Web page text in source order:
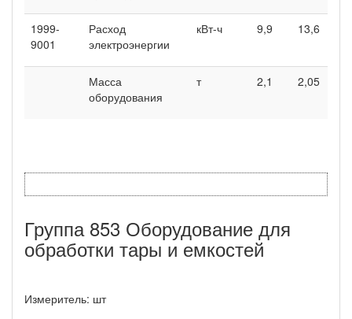
1999-
9001
Расход
электроэнергии
кВт-ч 9,9 13,6
Масса
оборудования
т 2,1 2,05
Группа 853 Оборудование для
обработки тары и емкостей
Измеритель: шт